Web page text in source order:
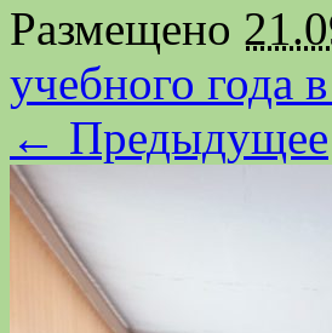
Размещено
учебного года
← Предыдущее